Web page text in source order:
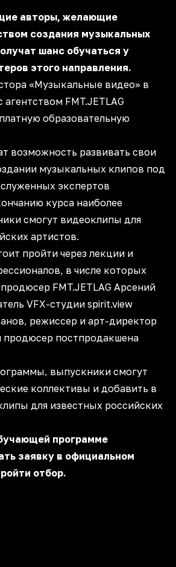
авторы, желающие
создания музыкальных
шанс обучаться у
этого направления.
«Музыкальные видео» в
агентством FMT.JETLAG
образовательную
возможность развивать свои
музыкальных клипов под
экспертов
курса наиболее
смогут видеоклипы для
артистов.
пройти через лекции и
в числе которых
FMT.JETLAG Арсений
VFX-студии spirit.view
режиссер и арт-директор
постпродакшена
выпускники смогут
коллективы и добавить в
для известных российских
программе
заявку в официальном
отбор.